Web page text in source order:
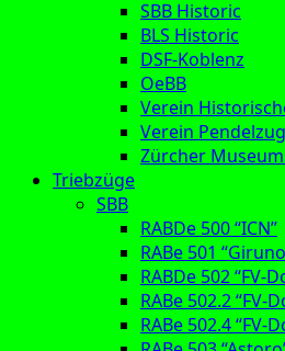
SBB Historic
BLS Historic
DSF-Koblenz
OeBB
Verein
Verein
Zürcher
Triebzüge
SBB
RABDe 500 “ICN”
RABe 501
RABDe 502 “FV-
RABe 502.2 “FV-
RABe 502.4 “FV-